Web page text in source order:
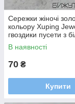
Сережки жіночі
кольору Xuping
гвоздики пусети з
кришталевими
В наявності
70 ₴
Купити